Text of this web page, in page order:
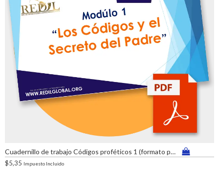
Cuadernillo de trabajo Códigos proféticos 1 (formato pdf)
$5,35 Impuesto Incluido